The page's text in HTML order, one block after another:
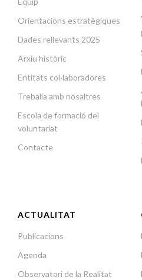
Orientacions estratègiques
Dades rellevants 2025
Arxiu històric
Entitats col·laboradores
Treballa amb nosaltres
Escola de formació del
voluntariat
Contacte
ACTUALITAT
Publicacions
Agenda
Observatori de la Realitat